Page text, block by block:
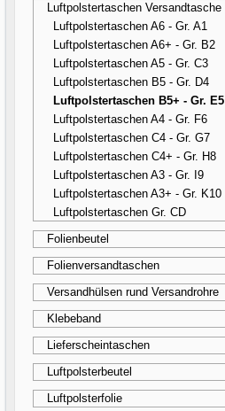
Luftpolstertaschen Versandtasche
Luftpolstertaschen A6 - Gr. A1
Luftpolstertaschen A6+ - Gr. B2
Luftpolstertaschen A5 - Gr. C3
Luftpolstertaschen B5 - Gr. D4
Luftpolstertaschen B5+ - Gr. E5
Luftpolstertaschen A4 - Gr. F6
Luftpolstertaschen C4 - Gr. G7
Luftpolstertaschen C4+ - Gr. H8
Luftpolstertaschen A3 - Gr. I9
Luftpolstertaschen A3+ - Gr. K10
Luftpolstertaschen Gr. CD
Folienbeutel
Folienversandtaschen
Versandhülsen rund Versandrohre
Klebeband
Lieferscheintaschen
Luftpolsterbeutel
Luftpolsterfolie